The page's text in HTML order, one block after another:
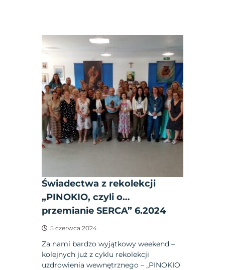
Świadectwa z rekolekcji
„PINOKIO, czyli o…
przemianie SERCA” 6.2024
5 czerwca 2024
Za nami bardzo wyjątkowy weekend –
kolejnych już z cyklu rekolekcji
uzdrowienia wewnętrznego – „PINOKIO